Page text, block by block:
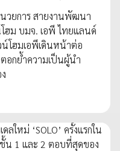
นวยการ สายงานพัฒนา
ฮม บมจ. เอพี ไทยแลนด์
โฮมเอพีเดินหน้าต่อ
อกย้ำความเป็นผู้นำ